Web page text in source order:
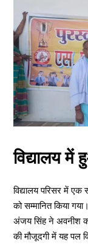
विद्यालय में
विद्यालय परिसर में
को सम्मानित किया
अंजय सिंह ने अवनीश को
की मौजूदगी में यह पल